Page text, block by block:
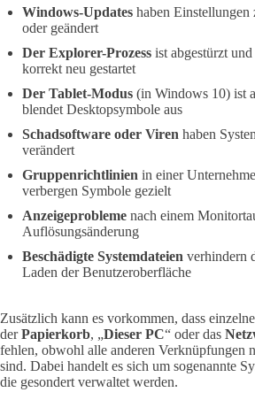
Windows-Updates haben Einstellungen
oder geändert
Der Explorer-Prozess ist abgestürzt
korrekt neu gestartet
Der Tablet-Modus (in Windows 10) ist
blendet Desktopsymbole aus
Schadsoftware oder Viren haben
verändert
Gruppenrichtlinien in einer
verbergen Symbole gezielt
Anzeigeprobleme nach einem
Auflösungsänderung
Beschädigte Systemdateien verhindern
Laden der Benutzeroberfläche
Zusätzlich kann es vorkommen, dass
derPapierkorb, „Dieser PC“ oder das
fehlen, obwohl alle anderen Verknüpfungen
sind. Dabei handelt es sich um sogenannte
die gesondert verwaltet werden.